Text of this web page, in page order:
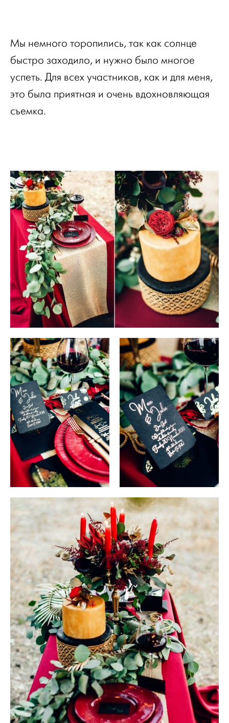
Мы немного торопились, так как солнце
быстро заходило, и нужно было многое
успеть. Для всех участников, как и для меня,
это была приятная и очень вдохновляющая
съемка.